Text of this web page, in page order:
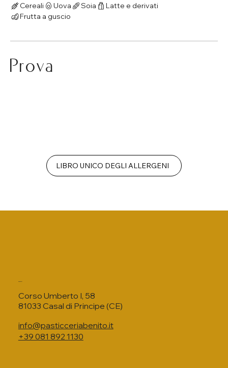
Cereali Uova Soia
Latte e derivati
Frutta a guscio
Prova
LIBRO UNICO DEGLI ALLERGENI
Corso Umberto I, 58
81033 Casal di Principe (CE)
info@pasticceriabenito.it
+39 081 892 1130